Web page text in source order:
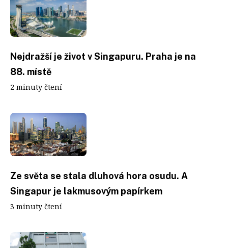
Nejdražší je život v Singapuru. Praha je na
88. místě
2 minuty čtení
Ze světa se stala dluhová hora osudu. A
Singapur je lakmusovým papírkem
3 minuty čtení